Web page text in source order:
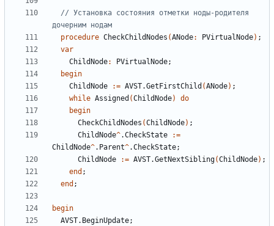
// Установка состояния отметки ноды-родителя
дочерним нодам
procedure CheckChildNodes (ANode: PVirtualNode) ;
var
ChildNode: PVirtualNode;
begin
ChildNode
:= AVST.GetFirstChild (ANode) ;
while Assigned (ChildNode)
do
begin
CheckChildNodes (ChildNode) ;
ChildNode^.CheckState
:=
ChildNode^. Parent^.CheckState;
ChildNode
:= AVST.GetNextSibling(ChildNode) ;
end ;
end ;
begin
AVST. BeginUpdate;